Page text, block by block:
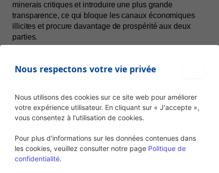
minerais critiques et introduire une plus grande
transparence, ce qui bloque les canaux économiques
illicites et procure davantage de prospérité aux deux
parties.
vérification avec WasitAI, les résultats démontrent que la
vidéo est le fruit de l'intelligence artificielle.
Nous respectons votre vie privée
Nous utilisons des cookies sur ce site web pour améliorer
votre expérience utilisateur. En cliquant sur « J'accepte »,
vous consentez à l'utilisation de cookies.
Pour plus d'informations sur les données contenues dans
les cookies, veuillez consulter notre page Politique de
confidentialité.